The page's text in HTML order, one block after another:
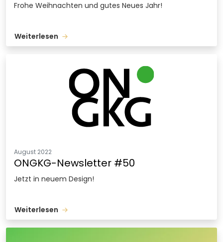
Frohe Weihnachten und gutes Neues Jahr!
Weiterlesen
August 2022
ONGKG-Newsletter #50
Jetzt in neuem Design!
Weiterlesen